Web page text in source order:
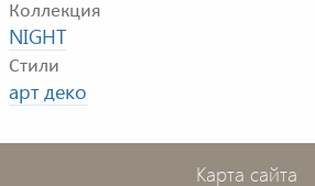
Коллекция
NIGHT
Стили
арт деко
Карта сайта